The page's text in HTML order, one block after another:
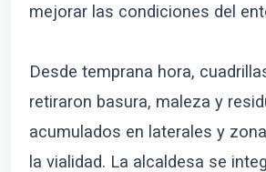
mejorar las condiciones del
Desde temprana hora,
retiraron basura, maleza y
acumulados en laterales y
la vialidad. La alcaldesa se